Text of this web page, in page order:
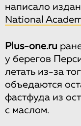
написало
National
Plus-one.ru
у берегов
летать из-за
объедаются
фастфуда из
с маслом.